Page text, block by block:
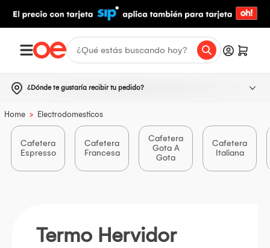
¿Dónde te gustaría recibir tu pedido?
Home > Electrodomesticos
Cafetera
Espresso
Cafetera
Francesa
Cafetera
Gota A
Gota
Cafetera
Italiana
Termo Hervidor